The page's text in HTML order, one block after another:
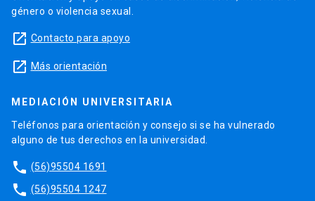
género o violencia sexual.
launch Contacto para apoyo
launch Más orientación
MEDIACIÓN UNIVERSITARIA
Teléfonos para orientación y consejo si se ha vulnerado
alguno de tus derechos en la universidad.
phone (56)95504 1691
phone (56)95504 1247